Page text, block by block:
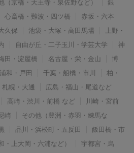
（京橋・天王寺・泉佐野など）
銀
心斎橋・難波・四ツ橋
赤坂・六本
久保 池袋・大塚・高田馬場
上野・
自由が丘・二子玉川・学芸大学
神
田・淀屋橋 名古屋・栄・金山
博
和・戸田 千葉・船橋・市川
柏・
札幌・大通
広島・福山・尾道など
高崎・渋川・前橋 など
川崎・宮前
崎
その他（豊洲・赤羽・練馬な
品川・浜松町・五反田
飯田橋・市
・上大岡・六浦など）
宇都宮・烏